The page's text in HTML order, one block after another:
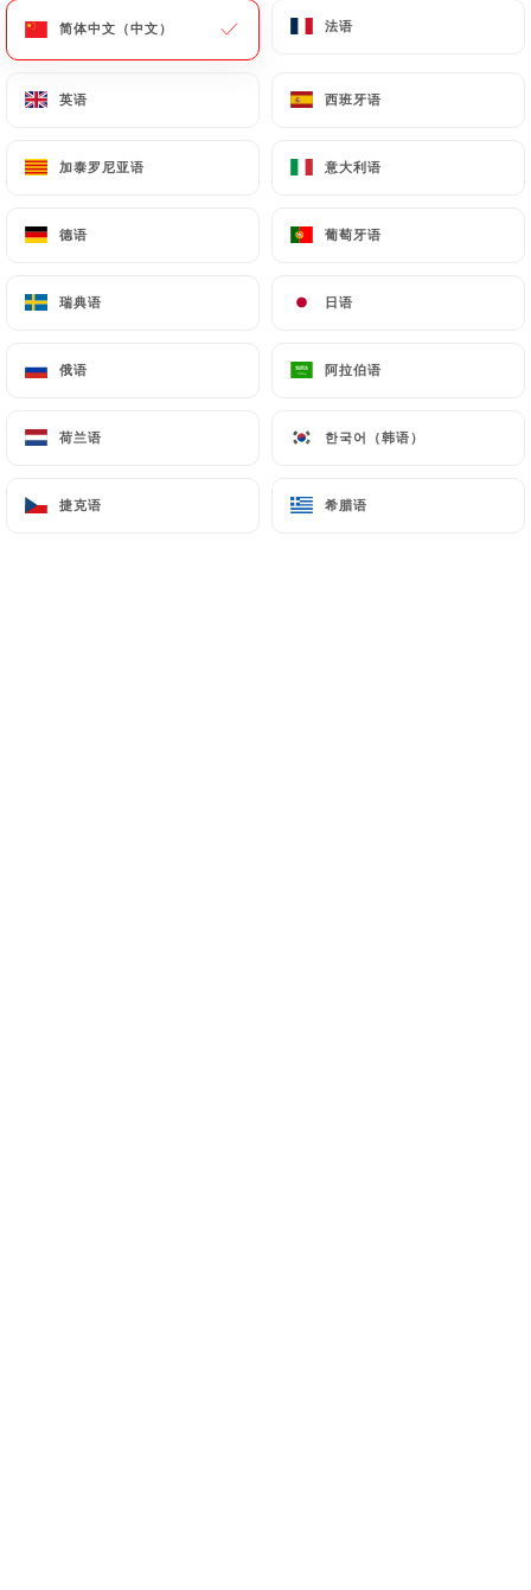
简体中文（中文） 法语
英语 西班牙语
加泰罗尼亚语 意大利语
德语 葡萄牙语
瑞典语 日语
俄语 阿拉伯语
荷兰语 한국어（韩语）
捷克语 希腊语
Market
简体中文（中文） 法语
英语 西班牙语
加泰罗尼亚语 意大利语
德语 葡萄牙语
瑞典语 日语
俄语 阿拉伯语
荷兰语 한국어（韩语）
捷克语 希腊语